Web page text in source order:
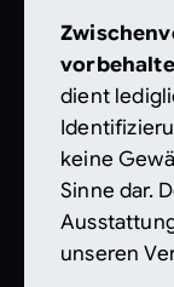
dient
keine
Sinne dar.
unseren